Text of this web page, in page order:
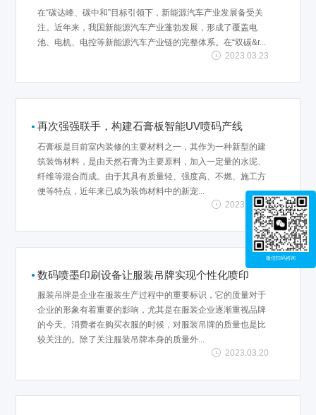
在“碳达峰、碳中和”目标引领下，新能源汽车产业发展备受关
注。近年来，我国新能源汽车产业蓬勃发展，形成了覆盖电
池、电机、电控等新能源汽车产业链的完整体系。在“双碳&r...
2023.03.23
再次强强联手，构建石膏板智能UV喷码产线
石膏板是目前室内装修的主要材料之一，其作为一种新型的建
筑装饰材料，是由天然石膏为主要原料，加入一定量的水泥、
纤维等混合而成。由于其具有质量轻、强度高、不燃、施工方
便等特点，近年来已成为装饰材料中的新宠...
2023.03.22
数码喷墨印刷设备让服装吊牌实现个性化喷印
服装吊牌是企业在服装生产过程中的重要标识，它的质量对于
企业的形象有着重要的影响，尤其是在服装企业逐渐重视品牌
的今天。消费者在购买衣服的时候，对服装吊牌的质量也是比
较关注的。除了关注服装吊牌本身的质量外...
2023.03.20
微信扫码咨询